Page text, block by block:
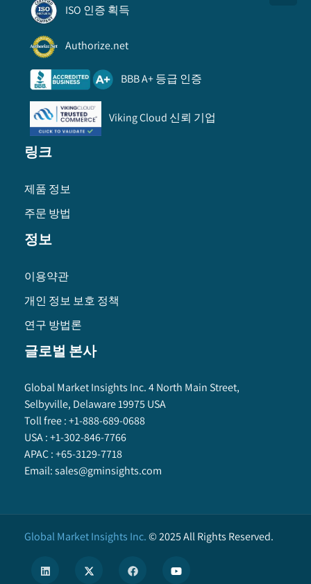
ISO 인증 획득
Authorize.net
BBB A+ 등급 인증
Viking Cloud 신뢰 기업
링크
제품 정보
주문 방법
정보
이용약관
개인 정보 보호 정책
연구 방법론
글로벌 본사
Global Market Insights Inc. 4 North Main Street,
Selbyville, Delaware 19975 USA
Toll free :+1-888-689-0688
USA :+1-302-846-7766
APAC :+65-3129-7718
Email:sales@gminsights.com
Global Market Insights Inc.©2025All Rights Reserved.